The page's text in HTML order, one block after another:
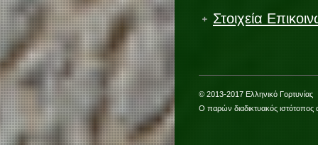
Στοιχεία
© 2013-2017 Ελληνικό Γορτυνίας
Ο παρών διαδικτυακός